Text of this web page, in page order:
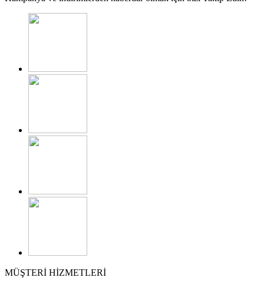
MÜŞTERİ HİZMETLERİ